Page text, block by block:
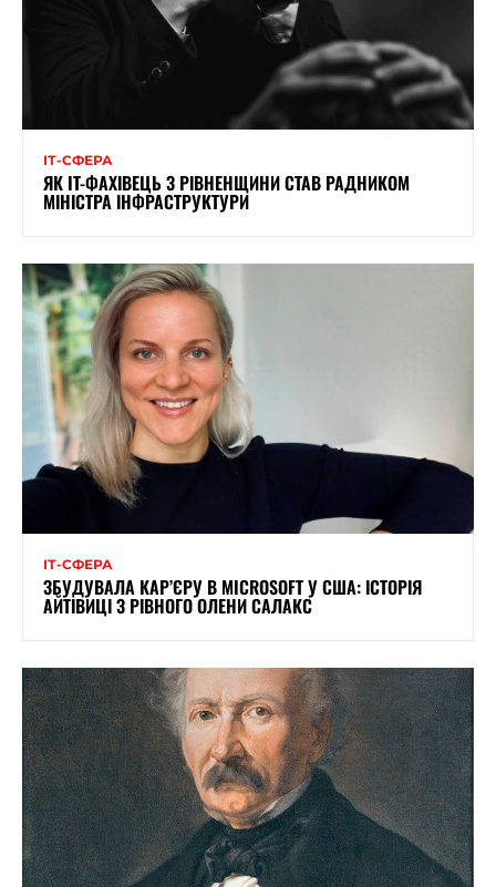
ІТ-СФЕРА
ЯК IT-ФАХІВЕЦЬ З РІВНЕНЩИНИ СТАВ РАДНИКОМ
МІНІСТРА ІНФРАСТРУКТУРИ
ІТ-СФЕРА
ЗБУДУВАЛА КАР’ЄРУ В MICROSOFT У США: ІСТОРІЯ
АЙТІВИЦІ З РІВНОГО ОЛЕНИ САЛАКС